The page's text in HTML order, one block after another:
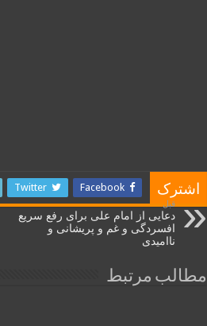
اشترک Facebook
Twitter
قبل
دعایی از امام علی برای رفع سریع
افسردگی و غم و پریشانی و
ناامیدی
مطالب مرتبط